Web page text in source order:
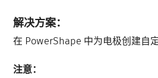
解决方案：
在 PowerShape 中为电极创建自
注意：